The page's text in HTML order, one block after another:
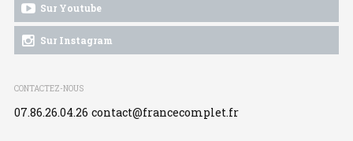
Sur Youtube
Sur Instagram
CONTACTEZ-NOUS
07.86.26.04.26 contact@francecomplet.fr